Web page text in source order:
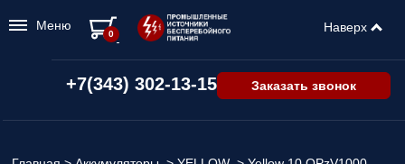
+7(343) 302-13-15 Заказать звонок
Меню Наверх
0